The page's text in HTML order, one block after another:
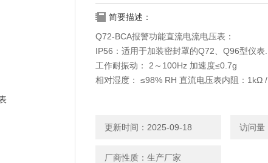
简要描述：
Q72-BCA报警功能直流电流电压表：
IP56：适用于加装密封罩的Q72、Q96型仪表.
工作耐振动： 2～100Hz 加速度≤0.7g
相对湿度： ≤98% RH 直流电压表内阻：1kΩ
更新时间：2025-09-18 访问量
厂商性质：生产厂家